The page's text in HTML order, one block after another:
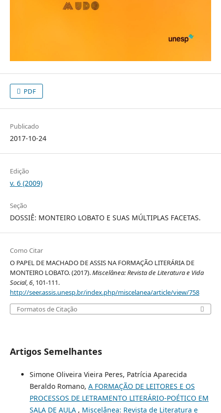
PDF
Publicado
2017-10-24
Edição
v. 6 (2009)
Seção
DOSSIÊ: MONTEIRO LOBATO E SUAS MÚLTIPLAS FACETAS.
Como Citar
O PAPEL DE MACHADO DE ASSIS NA FORMAÇÃO LITERÁRIA DE
MONTEIRO LOBATO. (2017).Miscelânea: Revista de Literatura e Vida
Social,6, 101-111.
http://seer.assis.unesp.br/index.php/miscelanea/article/view/758
Formatos de Citação
Artigos Semelhantes
Simone Oliveira Vieira Peres, Patrícia Aparecida
Beraldo Romano, A FORMAÇÃO DE LEITORES E OS
PROCESSOS DE LETRAMENTO LITERÁRIO-POÉTICO EM
SALA DE AULA , Miscelânea: Revista de Literatura e